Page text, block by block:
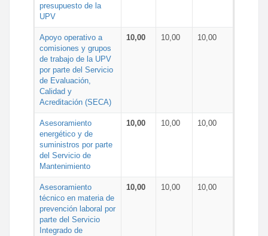
presupuesto de la
UPV
Apoyo operativo a
comisiones y grupos
de trabajo de la UPV
por parte del Servicio
de Evaluación,
Calidad y
Acreditación (SECA)
10,00 10,00 10,00
Asesoramiento
energético y de
suministros por parte
del Servicio de
Mantenimiento
10,00 10,00 10,00
Asesoramiento
técnico en materia de
prevención laboral por
parte del Servicio
Integrado de
10,00 10,00 10,00